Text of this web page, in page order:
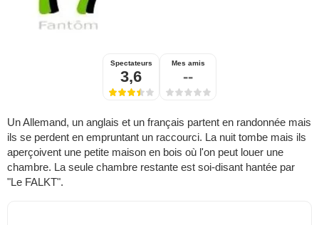
Spectateurs
3,6
Mes amis
--
Un Allemand, un anglais et un français partent en randonnée mais
ils se perdent en empruntant un raccourci. La nuit tombe mais ils
aperçoivent une petite maison en bois où l'on peut louer une
chambre. La seule chambre restante est soi-disant hantée par
"Le FALKT".